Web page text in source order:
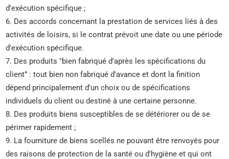
d'exécution spécifique ;
6. Des accords concernant la prestation de services liés à des
activités de loisirs, si le contrat prévoit une date ou une période
d'exécution spécifique.
7. Des produits "bien fabriqué d'après les spécifications du
client” : tout bien non fabriqué d'avance et dont la finition
dépend principalement d'un choix ou de spécifications
individuels du client ou destiné à une certaine personne.
8. Des produits biens susceptibles de se détériorer ou de se
périmer rapidement ;
9. La fourniture de biens scellés ne pouvant être renvoyés pour
des raisons de protection de la santé ou d'hygiène et qui ont